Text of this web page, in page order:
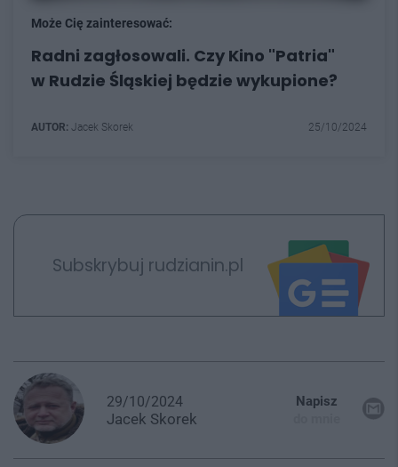
Może Cię zainteresować:
Radni zagłosowali. Czy Kino "Patria"
w Rudzie Śląskiej będzie wykupione?
AUTOR: Jacek Skorek 25/10/2024
Subskrybuj rudzianin.pl
29/10/2024
Jacek Skorek
Napisz